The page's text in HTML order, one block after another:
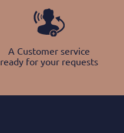
A Customer service
ready for your requests